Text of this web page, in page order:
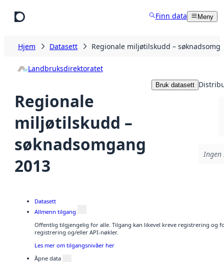
Finn data Meny
Hjem Datasett Regionale miljøtilskudd –
Landbruksdirektoratet
Regionale
miljøtilskudd –
søknadsomgang
2013
Bruk datasett
Datasett
Allmenn tilgang
Offentlig tilgjengelig for alle. Tilgang kan likevel kreve registrering og
registrering og/eller API-nøkler.
Les mer om tilgangsnivåer her
Åpne data